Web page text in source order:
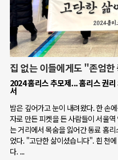
집 없는 이들에게도 "존엄
2024 홈리스 추모제... 홈리스 권
서
밤은 깊어가고 눈이 내려왔다. 한 손
자로 만든 피켓을 든 사람들이 서울
는 거리에서 목숨을 잃어간 동료 홈
었다. "고단한 삶이셨습니다". 흰 천
다. ...